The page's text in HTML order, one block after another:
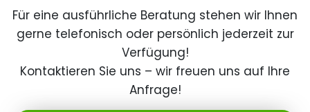
Für eine ausführliche Beratung stehen wir Ihnen
gerne telefonisch oder persönlich jederzeit zur
Verfügung!
Kontaktieren Sie uns – wir freuen uns auf Ihre
Anfrage!